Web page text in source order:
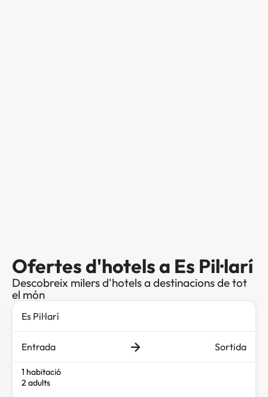
Ofertes d'hotels a Es Pil·larí
Descobreix milers d'hotels a destinacions de tot
el món
Entrada Sortida
1 habitació
2 adults